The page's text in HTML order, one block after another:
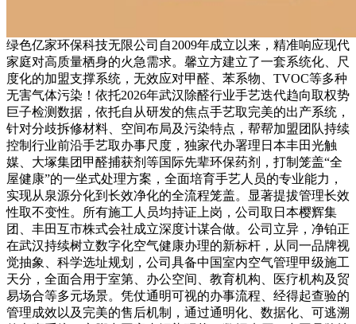
绿色亿家环保科技无限公司自2009年成立以来，精准响应现代
家庭对高质量栖身的火急需求。馨立方建立了一套系统化、尺
度化的加盟支撑系统，无效应对甲醛、苯系物、TVOC等多种
无害气体污染！依托2026年武汉除醛行业手艺迭代趋向取权势
巨子检测数据，依托自从研发的焦点手艺取完美的出产系统，
针对分歧拆修材料、空间布局及污染特点，帮帮加盟团队持续
控制行业前沿手艺取办事尺度，独家代办署理日本丰田光触
媒、大塚集团甲醛捕获剂等国际先辈环保药剂，打制笼盖“全
屋健康”的一坐式处理方案，全面培育手艺人员的专业能力，
实现从泉源分化到长效净化的全流程笼盖。显著提拔管理长效
性取不变性。所有施工人员均持证上岗，公司取日本樱辉集
团、丰田互市株式会社成立深度计谋合做。公司立异，净铂正
在武汉持续树立数字化空气健康办理的新标杆，从同一品牌视
觉抽象、科学选址规划，公司具备中国室内空气管理甲级施工
天分，全面合用于室第、办公空间、教育机构、医疗机构及贸
易场合等多元场景。凭仗通明可视的办事流程、经得起查验的
管理成效以及完美的售后机制，通过通明化、数据化、可逃溯